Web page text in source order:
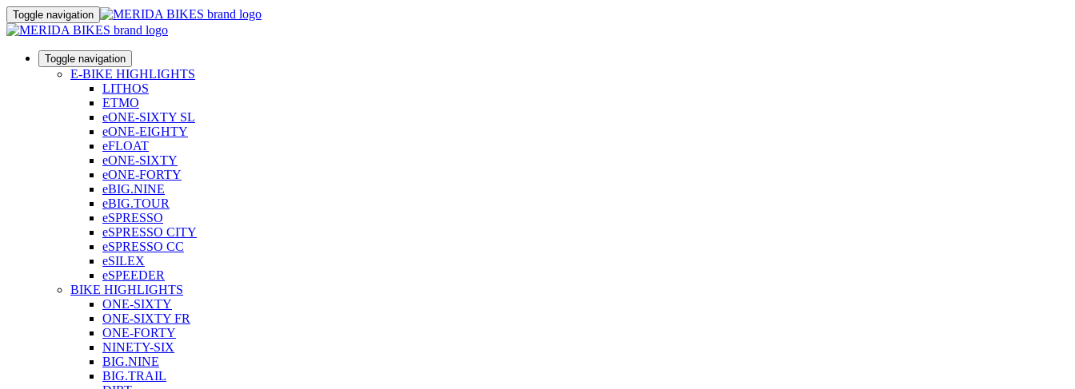
Toggle navigation
Toggle navigation
E-BIKE HIGHLIGHTS
LITHOS
ETMO
eONE-SIXTY SL
eONE-EIGHTY
eFLOAT
eONE-SIXTY
eONE-FORTY
eBIG.NINE
eBIG.TOUR
eSPRESSO
eSPRESSO CITY
eSPRESSO CC
eSILEX
eSPEEDER
BIKE HIGHLIGHTS
ONE-SIXTY
ONE-SIXTY FR
ONE-FORTY
NINETY-SIX
BIG.NINE
BIG.TRAIL